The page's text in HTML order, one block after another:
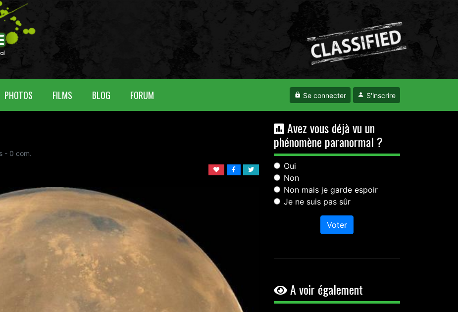
PHOTOS FILMS BLOG FORUM Se connecter S'inscrire
- 0 com.
Avez vous déjà vu un
phénomène paranormal ?
Oui
Non
Non mais je garde espoir
Je ne suis pas sûr
Voter
A voir également